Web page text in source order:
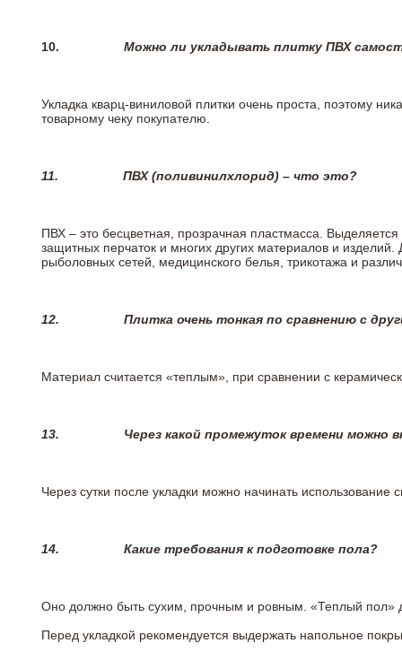
10. Можно ли укладывать плитку ПВХ
Укладка кварц-виниловой плитки очень проста, поэтому
товарному чеку покупателю.
11. ПВХ (поливинилхлорид) – что это?
ПВХ – это бесцветная, прозрачная пластмасса.
защитных перчаток и многих других материалов и
рыболовных сетей, медицинского белья, трикотажа и
12. Плитка очень тонкая по сравнению с
Материал считается «теплым», при сравнении с
13. Через какой промежуток времени можно
Через сутки после укладки можно начинать
14. Какие требования к подготовке пола?
Оно должно быть сухим, прочным и ровным. «Теплый пол»
Перед укладкой рекомендуется выдержать напольное